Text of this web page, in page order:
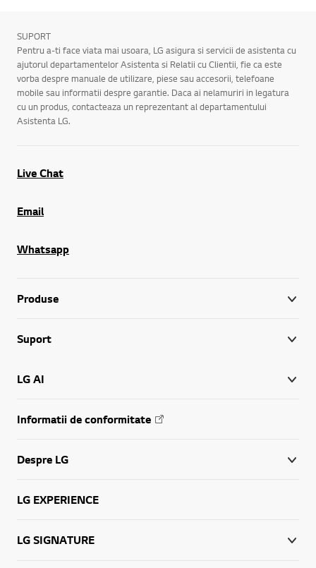
SUPORT
Pentru a-ti face viata mai usoara, LG asigura si servicii de asistenta cu
ajutorul departamentelor Asistenta si Relatii cu Clientii, fie ca este
vorba despre manuale de utilizare, piese sau accesorii, telefoane
mobile sau informatii despre garantie. Daca ai nelamuriri in legatura
cu un produs, contacteaza un reprezentant al departamentului
Asistenta LG.
Live Chat
Email
Whatsapp
Produse
Suport
LG AI
Informatii de conformitate
Despre LG
LG EXPERIENCE
LG SIGNATURE